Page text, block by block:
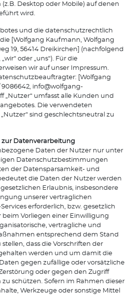
Desktop oder Mobile) auf denen
wird.
und die datenschutzrechtlich
[Wolfgang Kaufmann, Wolfgang
19, 56414 Dreikirchen] (nachfolgend
oder „uns“). Für die
wir auf unser Impressum.
[Wolfgang
9086642, info@wolfgang-
„Nutzer“ umfasst alle Kunden und
Die verwendeten
sind geschlechtsneutral zu
zur Datenverarbeitung
Daten der Nutzer nur unter
Datenschutzbestimmungen
der Datensparsamkeit- und
die Daten der Nutzer werden
Erlaubnis, insbesondere
unserer vertraglichen
erforderlich, bzw. gesetzlich
beim Vorliegen einer Einwilligung
vertragliche und
entsprechend dem Stand
dass die Vorschriften der
werden und um damit die
gegen zufällige oder vorsätzliche
oder gegen den Zugriff
schützen. Sofern im Rahmen dieser
Werkzeuge oder sonstige Mittel